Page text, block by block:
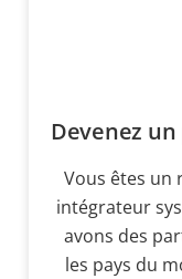
Devenez
Vous êtes un
intégrateur
avons des
les pays du